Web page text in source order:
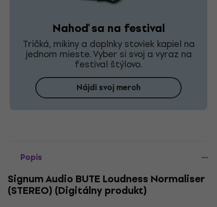
Nahoď sa na festival
Tričká, mikiny a doplnky stoviek kapiel na
jednom mieste. Vyber si svoj a vyraz na
festival štýlovo.
Nájdi svoj merch
Popis
Signum Audio BUTE Loudness Normaliser
(STEREO) (Digitálny produkt)